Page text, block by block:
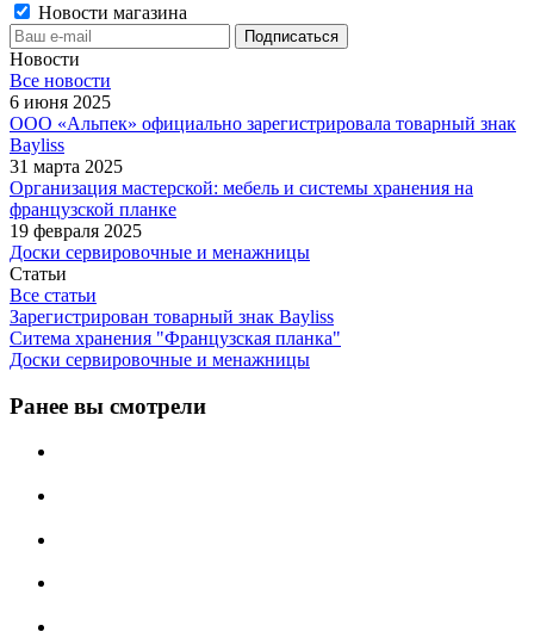
Новости магазина
Новости
Все новости
6 июня 2025
ООО «Альпек» официально зарегистрировала товарный знак
Bayliss
31 марта 2025
Организация мастерской: мебель и системы хранения на
французской планке
19 февраля 2025
Доски сервировочные и менажницы
Статьи
Все статьи
Зарегистрирован товарный знак Bayliss
Ситема хранения "Французская планка"
Доски сервировочные и менажницы
Ранее вы смотрели